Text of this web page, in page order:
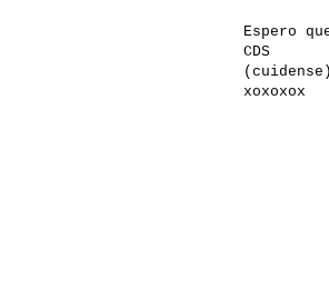
Espero
CDS
(cuidense)
xoxoxox